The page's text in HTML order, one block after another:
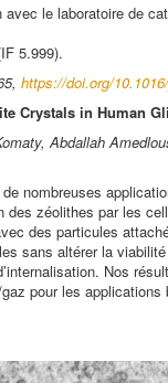
le laboratoire de
5.999).
https://doi.org/
Crystals in Human
Abdallah
nombreuses
zéolithes par les
des particules
sans altérer la
Nos
pour les